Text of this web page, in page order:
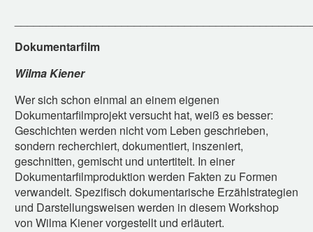
Dokumentarfilm
Wilma Kiener
Wer sich schon einmal an einem eigenen
Dokumentarfilmprojekt versucht hat, weiß es besser:
Geschichten werden nicht vom Leben geschrieben,
sondern recherchiert, dokumentiert, inszeniert,
geschnitten, gemischt und untertitelt. In einer
Dokumentarfilmproduktion werden Fakten zu Formen
verwandelt. Spezifisch dokumentarische Erzählstrategien
und Darstellungsweisen werden in diesem Workshop
von Wilma Kiener vorgestellt und erläutert.